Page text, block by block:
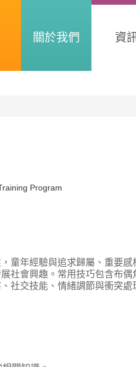
關於我們 資
童年經驗與追求歸屬、重要感
社會興趣。常用技巧包含布偶
社交技能、情緒調節與衝突處